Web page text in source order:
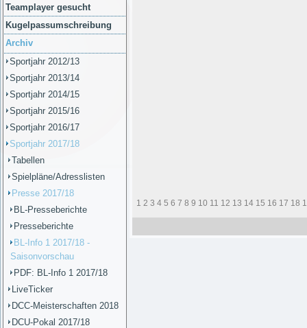
Teamplayer gesucht
Kugelpassumschreibung
Archiv
Sportjahr 2012/13
Sportjahr 2013/14
Sportjahr 2014/15
Sportjahr 2015/16
Sportjahr 2016/17
Sportjahr 2017/18
Tabellen
Spielpläne/Adresslisten
Presse 2017/18
BL-Presseberichte
Presseberichte
BL-Info 1 2017/18 -
Saisonvorschau
PDF: BL-Info 1 2017/18
LiveTicker
DCC-Meisterschaften 2018
DCU-Pokal 2017/18
1 2 3 4 5 6 7 8 9 10 11 12 13 14 15 16 17 18